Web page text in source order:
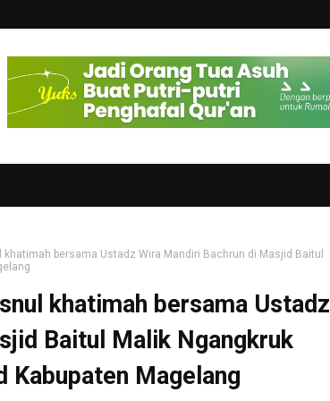
khatimah bersama Ustadz Wira Mandiri Bachrun di Masjid Baitul
khatimah bersama Ustadz
Baitul Malik Ngangkruk
Kabupaten Magelang